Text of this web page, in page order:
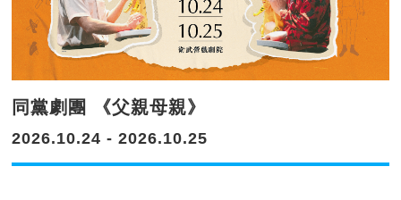
同黨劇團 《父親母親》
2026.10.24 - 2026.10.25